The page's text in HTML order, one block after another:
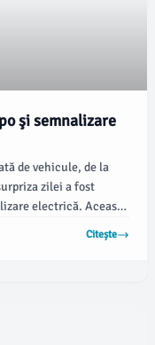
şi semnalizare
de vehicule, de la
zilei a fost
electrică. Această
la normele de
Citește